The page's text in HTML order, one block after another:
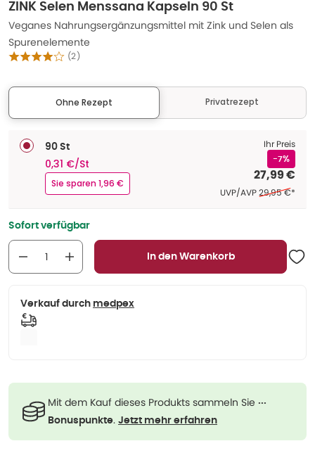
ZINK Selen Menssana Kapseln 90 St
Veganes Nahrungsergänzungsmittel mit Zink und Selen als
Spurenelemente
(2)
Ohne Rezept Privatrezept
90 St
0,31 €/St
Sie sparen 1,96 €
Ihr Preis
-7%
27,99 €
UVP/AVPEhemaliger
29,95 €*
Sofort verfügbar
In den Warenkorb
Verkauf durch medpex
Mit dem Kauf dieses Produkts sammeln Sie ···
Bonuspunkte. Jetzt mehr erfahren